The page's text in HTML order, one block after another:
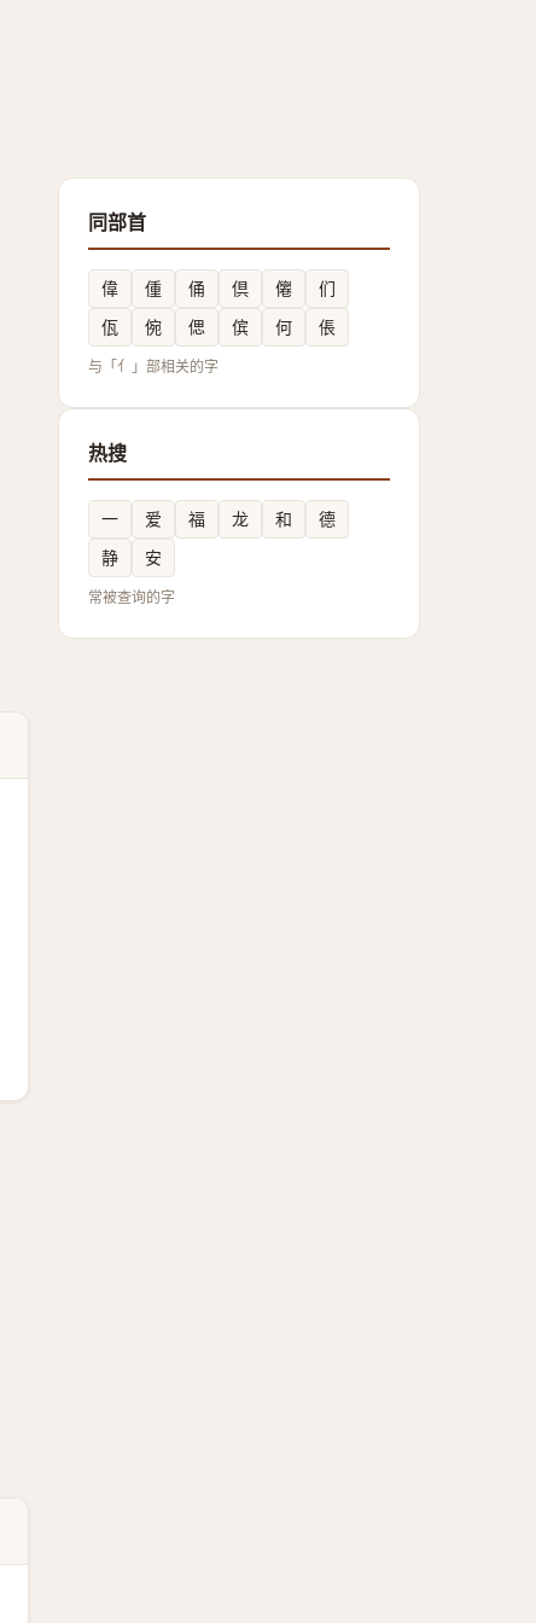
同部首
偉 偅 俑 倶 㒨
们
佤
倇 偲 傧 何 倀
与「亻」部相关的字
热搜
一 爱 福 龙 和
德
静
安
常被查询的字